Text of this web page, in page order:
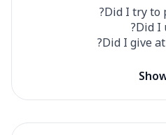
Did I try to
Did I
Did I give